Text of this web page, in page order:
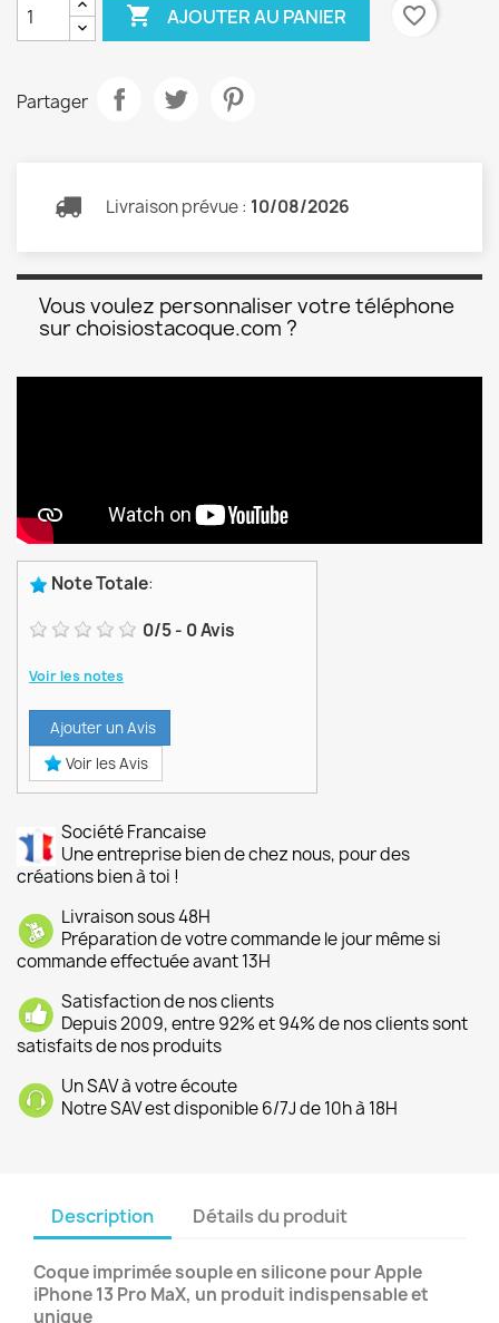
 AJOUTER AU PANIER favorite_border
Partager
Livraison prévue : 10/08/2026
Vous voulez personnaliser votre téléphone
sur choisiostacoque.com ?
Note Totale:
0/5- 0Avis
Voir les notes
Ajouter un Avis
Voir les Avis
Société Francaise
Une entreprise bien de chez nous, pour des
créations bien à toi !
Livraison sous 48H
Préparation de votre commande le jour même si
commande effectuée avant 13H
Satisfaction de nos clients
Depuis 2009, entre 92% et 94% de nos clients sont
satisfaits de nos produits
Un SAV à votre écoute
Notre SAV est disponible 6/7J de 10h à 18H
Description Détails du produit
Coque imprimée souple en silicone pour Apple
iPhone 13 Pro MaX, un produit indispensable et
unique